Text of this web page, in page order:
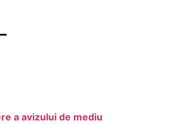
a avizului de mediu